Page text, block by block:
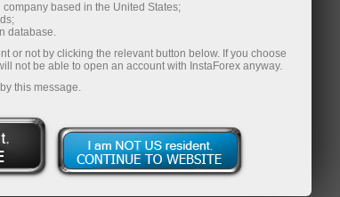
based in the United States;
database.
or not by clicking the relevant button below. If you choose
not be able to open an account with InstaForex anyway.
this message.